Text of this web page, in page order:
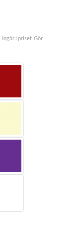
Ingår i priset. Gör